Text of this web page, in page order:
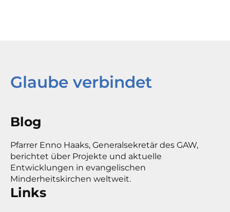
Glaube verbindet
Blog
Pfarrer Enno Haaks, Generalsekretär des GAW,
berichtet über Projekte und aktuelle
Entwicklungen in evangelischen
Minderheitskirchen weltweit.
Links